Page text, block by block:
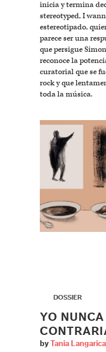
inicia y termina
stereotyped, I
estereotipado,
parece ser una
que persigue
reconoce la
curatorial que se
rock y que
toda la música.
DOSSIER
YO
by Tania Langarica